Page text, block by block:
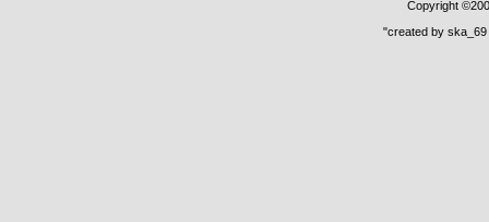
Copyright
"created by